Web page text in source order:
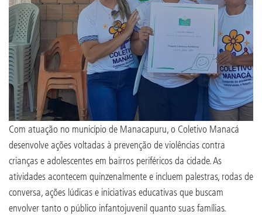
Com atuação no município de Manacapuru, o Coletivo Manacá
desenvolve ações voltadas à prevenção de violências contra
crianças e adolescentes em bairros periféricos da cidade. As
atividades acontecem quinzenalmente e incluem palestras, rodas de
conversa, ações lúdicas e iniciativas educativas que buscam
envolver tanto o público infantojuvenil quanto suas famílias.